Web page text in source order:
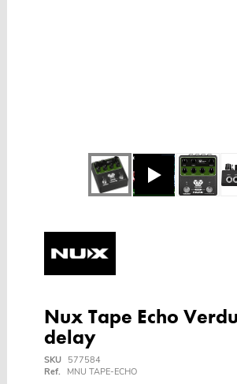
Nux Tape Echo
delay
SKU
577584
Ref.
MNU TAPE-ECHO